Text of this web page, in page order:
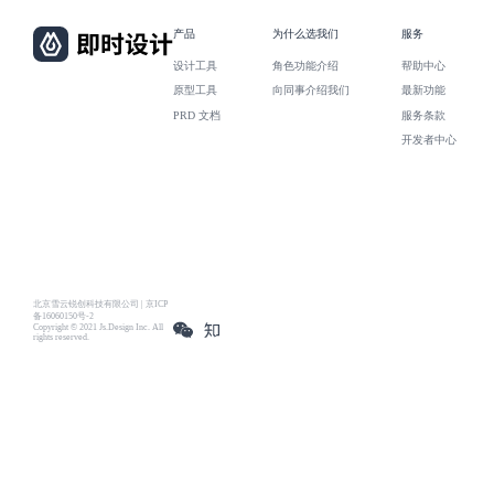
北京雪云锐创科技有限公司 | 京ICP
备16060150号-2
Copyright © 2021 Js.Design Inc. All
rights reserved.
产品
设计工具
原型工具
PRD 文档
为什么选我们
角色功能介绍
向同事介绍我们
服务
帮助中心
最新功能
服务条款
开发者中心